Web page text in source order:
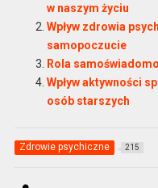
w naszym życiu
Wpływ zdrowia
samopoczucie
Rola
Wpływ aktywności
osób starszych
Zdrowie psychiczne 215